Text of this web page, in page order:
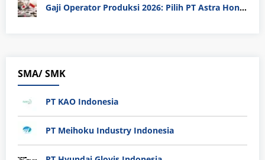
Gaji Operator Produksi 2026: Pilih PT Astra Honda Motor (AHM) atau Manufaktur di Jepang?
SMA/ SMK
PT KAO Indonesia
PT Meihoku Industry Indonesia